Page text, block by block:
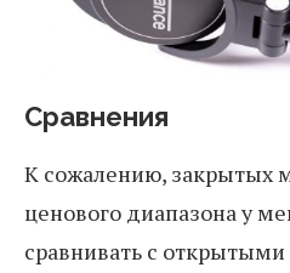
Сравнения
К сожалению, закрытых
ценового диапазона у
сравнивать с